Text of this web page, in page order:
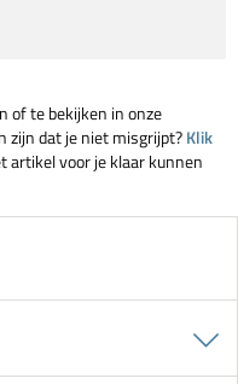
of te bekijken in onze
zijn dat je niet misgrijpt?Klik
artikel voor je klaar kunnen